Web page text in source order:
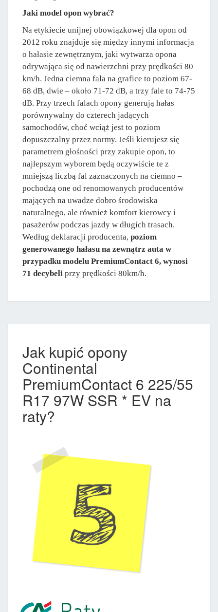
Jaki model opon wybrać?
Na etykiecie unijnej obowiązkowej dla opon od
2012 roku znajduje się między innymi informacja
o hałasie zewnętrznym, jaki wytwarza opona
odrywająca się od nawierzchni przy prędkości 80
km/h. Jedna ciemna fala na grafice to poziom 67-
68 dB, dwie – około 71-72 dB, a trzy fale to 74-75
dB. Przy trzech falach opony generują hałas
porównywalny do czterech jadących
samochodów, choć wciąż jest to poziom
dopuszczalny przez normy. Jeśli kierujesz się
parametrem głośności przy zakupie opon, to
najlepszym wyborem będą oczywiście te z
mniejszą liczbą fal zaznaczonych na ciemno –
pochodzą one od renomowanych producentów
mających na uwadze dobro środowiska
naturalnego, ale również komfort kierowcy i
pasażerów podczas jazdy w długich trasach.
Według deklaracji producenta, poziom
generowanego hałasu na zewnątrz auta w
przypadku modelu PremiumContact 6, wynosi
71 decybeli przy prędkości 80km/h.
Jak kupić opony
Continental
PremiumContact 6 225/55
R17 97W SSR * EV na
raty?